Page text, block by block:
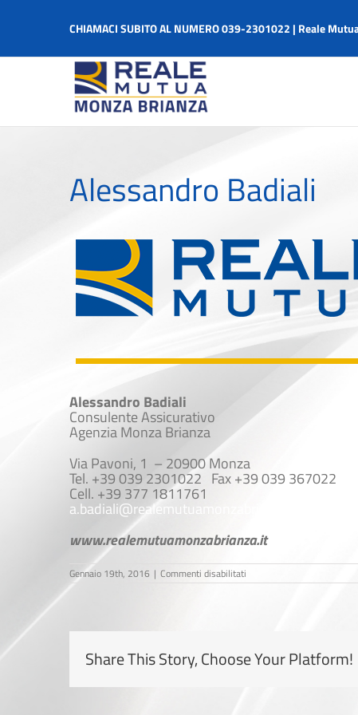
CHIAMACI SUBITO AL NUMERO 039-2301022 | Reale
Alessandro Badiali
Alessandro Badiali
Consulente Assicurativo
Agenzia Monza Brianza
Via Pavoni, 1 – 20900 Monza
Tel. +39 039 2301022 Fax +39 039 367022
Cell. +39 377 1811761
a.badiali@realemutuamonzabrianza.it
www.realemutuamonzabrianza.it
Gennaio 19th, 2016 | Commenti disabilitati
Alessandro
Share This Story, Choose Your Platform!